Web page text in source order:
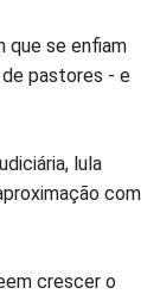
que se enfiam
de pastores - e
lula
com
crescer o